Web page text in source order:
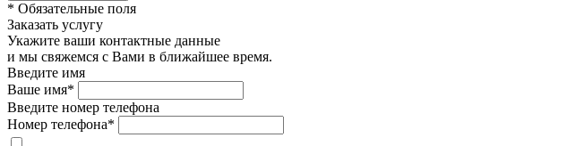
* Обязательные поля
Заказать услугу
Укажите ваши контактные данные
и мы свяжемся с Вами в ближайшее время.
Введите имя
Ваше имя*
Введите номер телефона
Номер телефона*